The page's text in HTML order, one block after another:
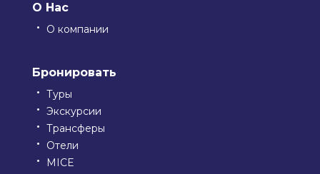
О Нас
О компании
Бронировать
Туры
Экскурсии
Трансферы
Отели
MICE